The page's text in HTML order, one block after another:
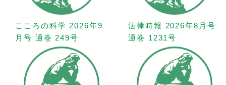
こころの科学 2026年9
月号 通巻 249号
法律時報 2026年8月号
通巻 1231号